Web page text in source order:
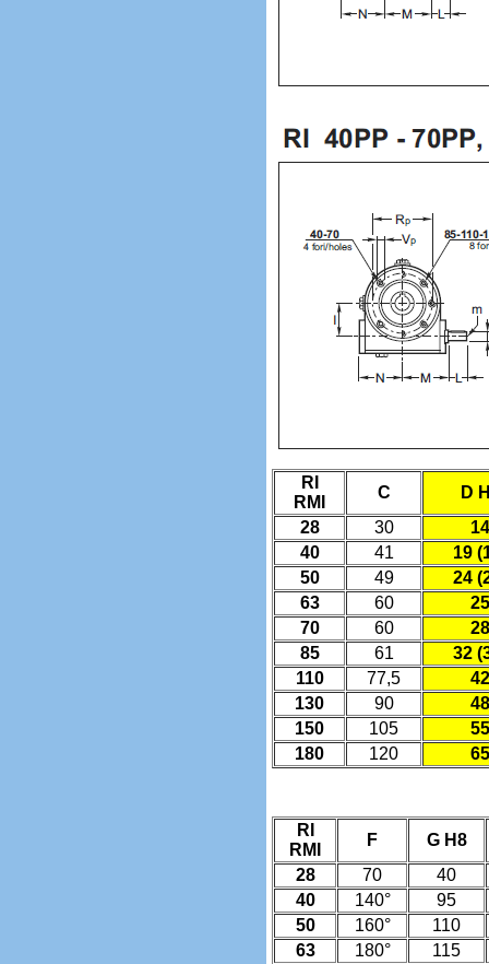
RI
RMI
C
D
28
30
14
40
41
19
50
49
24
63
60
25
70
60
28
85
61
32
110
77,5
42
130
90
48
150
105
55
180
120 65
RI
RMI
F
G H8
28
70
40
40
140°
95
50
160°
110
63
180°
115